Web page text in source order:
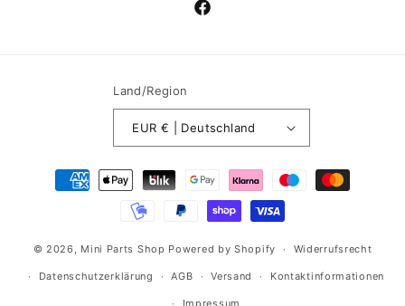
Facebook
Land/Region
EUR € | Deutschland
Zahlungsmethoden
© 2026, Mini Parts Shop Powered by Shopify Widerrufsrecht
Datenschutzerklärung AGB Versand Kontaktinformationen